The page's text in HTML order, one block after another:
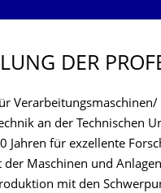
DER
Verarbeitungsmaschinen/
an der Technischen
Jahren für exzellente
der Maschinen und
mit den